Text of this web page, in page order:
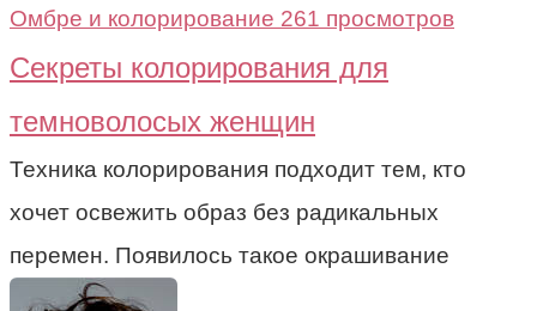
Омбре и колорирование 261 просмотров
Секреты колорирования для
темноволосых женщин
Техника колорирования подходит тем, кто
хочет освежить образ без радикальных
перемен. Появилось такое окрашивание